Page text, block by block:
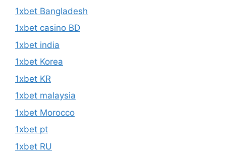
1xbet Bangladesh
1xbet casino BD
1xbet india
1xbet Korea
1xbet KR
1xbet malaysia
1xbet Morocco
1xbet pt
1xbet RU